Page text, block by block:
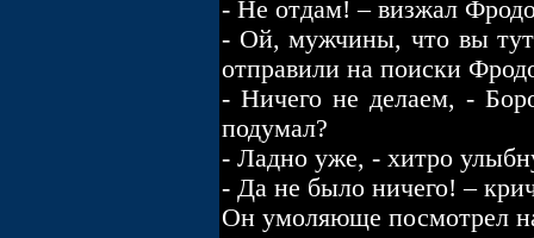
- Не отдам! – визжал
- Ой, мужчины, что вы тут
отправили на поиски
- Ничего не делаем, -
подумал?
- Ладно уже, - хитро
- Да не было ничего! –
Он умоляюще посмотрел